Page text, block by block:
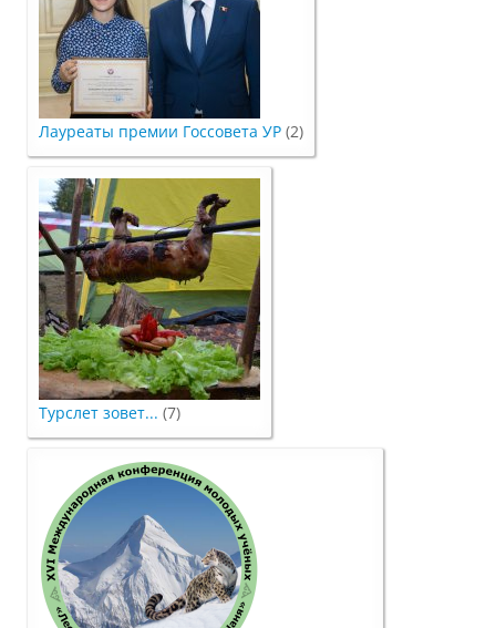
Руководство
Педагогический состав
Материально-техническое
обеспечение и оснащенность
образовательного процесса
Стипендии и меры поддержки
обучающихся
Платные образовательные услуги
деятельность
Вакантные места для приёма
(перевода) обучающихся
Лауреаты премии Госсовета УР (2)
Турслет зовет... (7)